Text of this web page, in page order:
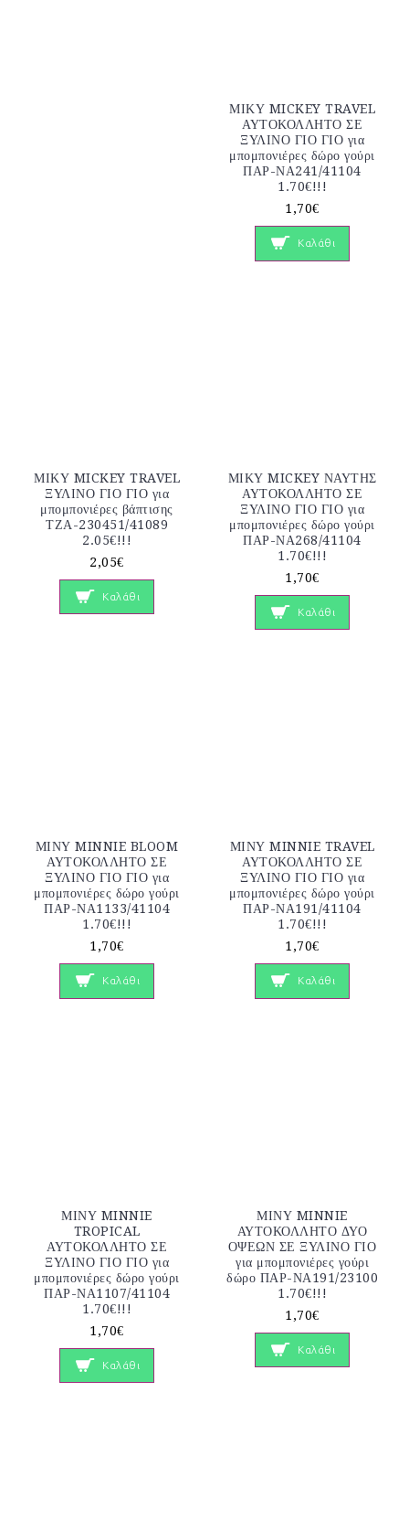
ΜΙΚΥ MICKEY TRAVEL
ΑΥΤΟΚΟΛΛΗΤΟ ΣΕ
ΞΥΛΙΝΟ ΓΙΟ ΓΙΟ για
μπομπονιέρες δώρο γούρι
ΠΑΡ-ΝΑ241/41104
1.70€!!!
1,70€
Καλάθι
ΜΙΚΥ MICKEY TRAVEL
ΞΥΛΙΝΟ ΓΙΟ ΓΙΟ για
μπομπονιέρες βάπτισης
ΤΖΑ-230451/41089
2.05€!!!
2,05€
Καλάθι
ΜΙΚΥ MICKEY ΝΑΥΤΗΣ
ΑΥΤΟΚΟΛΛΗΤΟ ΣΕ
ΞΥΛΙΝΟ ΓΙΟ ΓΙΟ για
μπομπονιέρες δώρο γούρι
ΠΑΡ-ΝΑ268/41104
1.70€!!!
1,70€
Καλάθι
ΜΙΝΥ MINNIE BLOOM
ΑΥΤΟΚΟΛΛΗΤΟ ΣΕ
ΞΥΛΙΝΟ ΓΙΟ ΓΙΟ για
μπομπονιέρες δώρο γούρι
ΠΑΡ-ΝΑ1133/41104
1.70€!!!
1,70€
Καλάθι
ΜΙΝΥ MINNIE TRAVEL
ΑΥΤΟΚΟΛΛΗΤΟ ΣΕ
ΞΥΛΙΝΟ ΓΙΟ ΓΙΟ για
μπομπονιέρες δώρο γούρι
ΠΑΡ-ΝΑ191/41104
1.70€!!!
1,70€
Καλάθι
ΜΙΝΥ MINNIE
TROPICAL
ΑΥΤΟΚΟΛΛΗΤΟ ΣΕ
ΞΥΛΙΝΟ ΓΙΟ ΓΙΟ για
μπομπονιέρες δώρο γούρι
ΠΑΡ-ΝΑ1107/41104
1.70€!!!
1,70€
Καλάθι
ΜΙΝΥ MINNIE
ΑΥΤΟΚΟΛΛΗΤΟ ΔΥΟ
ΟΨΕΩΝ ΣΕ ΞΥΛΙΝΟ ΓΙΟ
για μπομπονιέρες γούρι
δώρο ΠΑΡ-ΝΑ191/23100
1.70€!!!
1,70€
Καλάθι